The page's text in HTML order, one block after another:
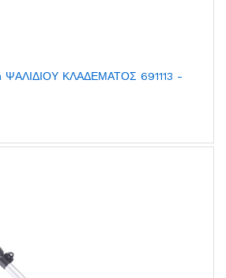
ΨΑΛΙΔΙΟΥ ΚΛΑΔΕΜΑΤΟΣ 691113 -